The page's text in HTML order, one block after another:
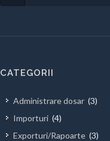
CATEGORII
Administrare dosar (3)
Importuri (4)
Exporturi/Rapoarte (3)